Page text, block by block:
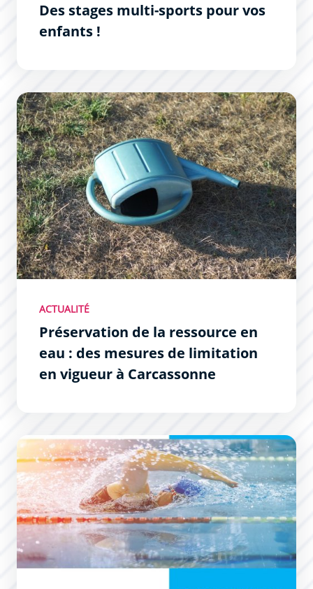
Des stages multi-sports pour vos
enfants !
Préservation de la ressource en eau : des mesures de
ACTUALITÉ
Préservation de la ressource en
eau : des mesures de limitation
en vigueur à Carcassonne
Natation Séniors